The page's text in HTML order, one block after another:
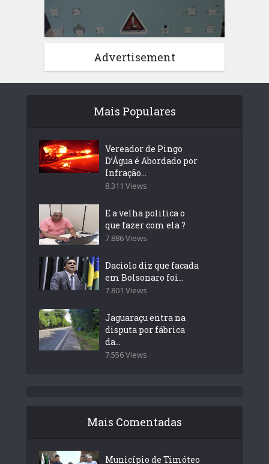
Advertisement
Mais Populares
Vereador de Pingo
D’Água é Abordado por
Infração...
8.311 Views
E a velha politica o
que fazer com ela ?
7.886 Views
Daciolo diz que facada
em Bolsonaro foi...
7.801 Views
Jaguaraçu entra na
disputa por fábrica
da...
7.556 Views
Mais Comentadas
Município de Timóteo